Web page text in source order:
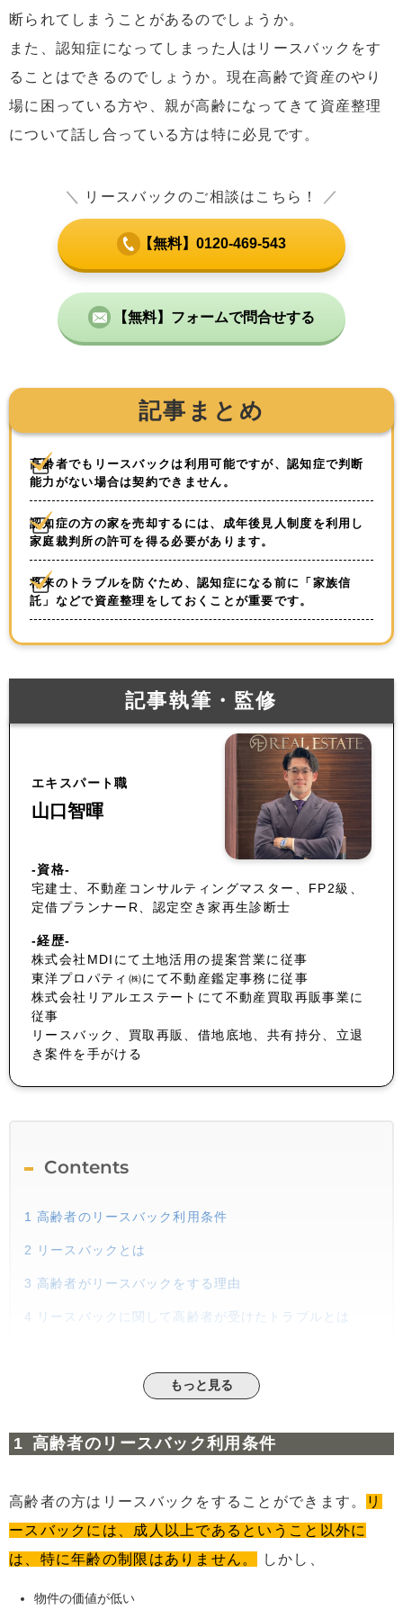
断られてしまうことがあるのでしょうか。
また、認知症になってしまった人はリースバックをす
ることはできるのでしょうか。現在高齢で資産のやり
場に困っている方や、親が高齢になってきて資産整理
について話し合っている方は特に必見です。
＼ リースバックのご相談はこちら！ ／
【無料】0120-469-543
【無料】フォームで問合せする
記事まとめ
高齢者でもリースバックは利用可能ですが、認知症で判断
能力がない場合は契約できません。
認知症の方の家を売却するには、成年後見人制度を利用し
家庭裁判所の許可を得る必要があります。
将来のトラブルを防ぐため、認知症になる前に「家族信
託」などで資産整理をしておくことが重要です。
記事執筆・監修
エキスパート職
山口智暉
-資格-
宅建士、不動産コンサルティングマスター、FP2級、
定借プランナーR、認定空き家再生診断士
-経歴-
株式会社MDIにて土地活用の提案営業に従事
東洋プロパティ㈱にて不動産鑑定事務に従事
株式会社リアルエステートにて不動産買取再販事業に
従事
リースバック、買取再販、借地底地、共有持分、立退
き案件を手がける
Contents
1 高齢者のリースバック利用条件
2 リースバックとは
3 高齢者がリースバックをする理由
4 リースバックに関して高齢者が受けたトラブルとは
もし認知症になってしまったら
預金が引き出せなくなる
6.2持ち家を売却できなくなる
8「成年後見人」とは
9成年後見人になるためには
10リースバックした資金は何に使えるのか
11認知症になる前にやっておくべきこと
もっと見る
高齢者のリースバック利用条件
高齢者の方はリースバックをすることができます。
リ
ースバックには、成人以上であるということ以外に
は、特に年齢の制限はありません。
しかし、
物件の価値が低い